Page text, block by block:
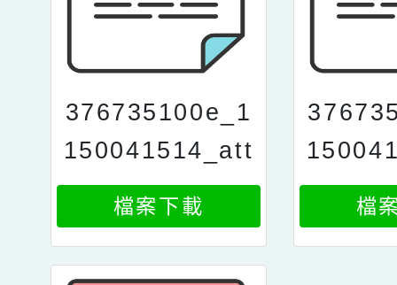
376735100e_1
150041514_att
ach3
檔案下載 檔